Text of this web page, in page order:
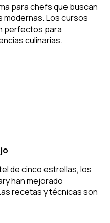
para chefs que buscan
modernas. Los cursos
perfectos para
culinarias.
de cinco estrellas, los
han mejorado
recetas y técnicas son